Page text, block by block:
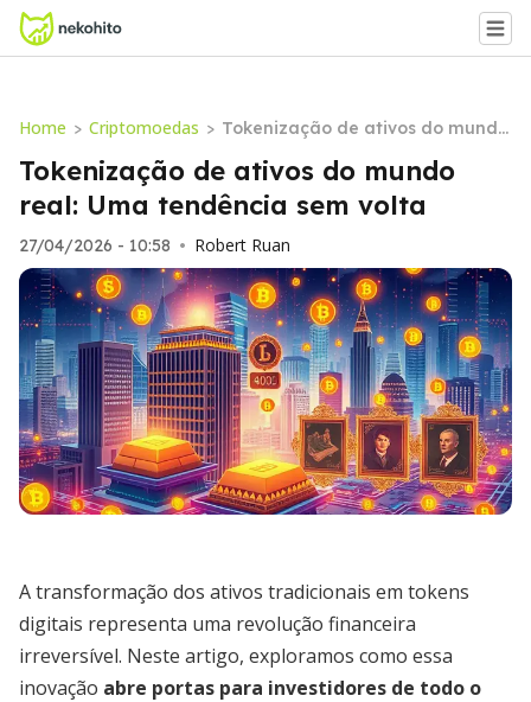
Home > Criptomoedas > Tokenização de ativos do mundo
real: Uma tendência sem volta
Tokenização de ativos do mundo
real: Uma tendência sem volta
27/04/2026 - 10:58 • Robert Ruan
A transformação dos ativos tradicionais em tokens
digitais representa uma revolução financeira
irreversível. Neste artigo, exploramos como essa
inovação abre portas para investidores de todo o